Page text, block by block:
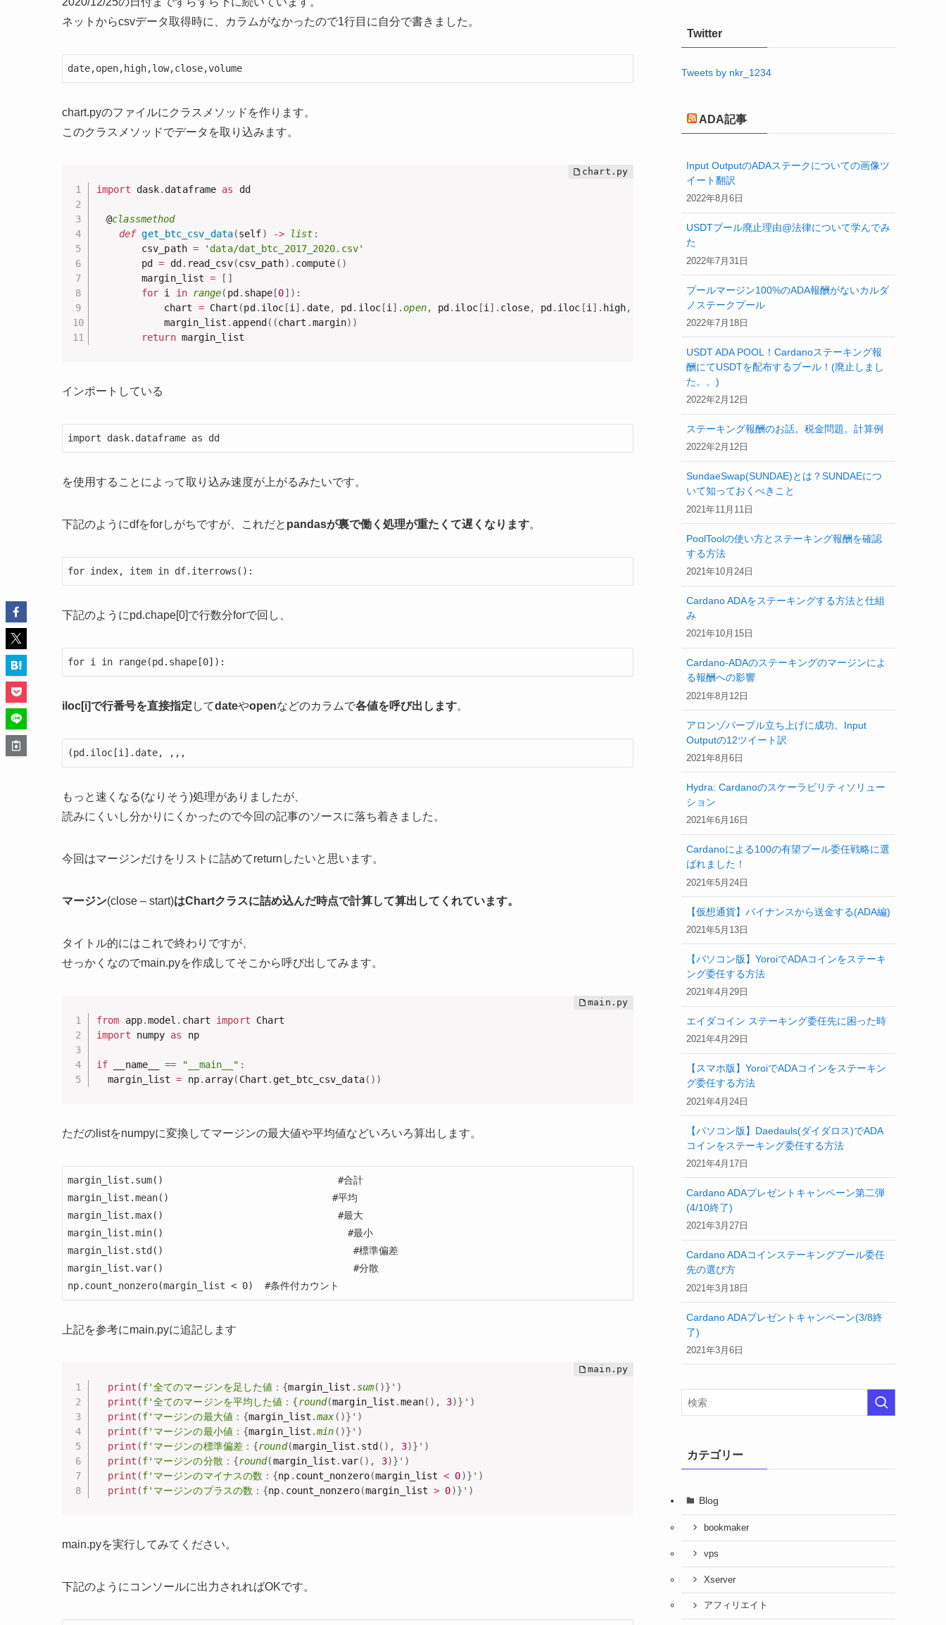
ネットからcsvデータ取得時に、カラムがなかったので1行目に自分で書きました。
date,open,high,low,close,volume
chart.pyのファイルにクラスメソッドを作ります。
このクラスメソッドでデータを取り込みます。
import dask. dataframe as dd
@classmethod
def get_btc_csv_data(self) -> list :
		csv_path
=
'data/dat_btc_2017_2020.csv'
		pd
= dd. read_csv(csv_path) . compute ( )
		margin_list
= [ ]
for i in range( pd. shape[0] ) :
			chart
= Chart (pd. iloc[i ] . date, pd. iloc[i ] .open, pd. iloc[i ] . close, pd. iloc [i ] . high, i] .low)
			margin_list
. append( (chart .margin) )
return
インポートしている
import dask.dataframe as dd
を使用することによって取り込み速度が上がるみたいです。
下記のようにdfをforしがちですが、これだと pandasが裏で働く処理が重たくて遅くなります。
for index, item in df.iterrows():
下記のようにpd.chape[0]で行数分forで回し、
for i in range(pd.shape[0]):
iloc[i]で行番号を直接指定 してdateやopenなどのカラムで各値を呼び出します。
(pd.iloc[i].date, ,,,
もっと速くなる(なりそう)処理がありましたが、
読みにくいし分かりにくかったので今回の記事のソースに落ち着きました。
今回はマージンだけをリストに詰めてreturnしたいと思います。
マージン(close – start)はChartクラスに詰め込んだ時点で計算して算出してくれています。
タイトル的にはこれで終わりですが、
せっかくなのでmain.pyを作成してそこから呼び出してみます。
from app.model . chart import
import numpy as np
if __name__ == "__main__" :
  margin_list
= np. array( Chart . get_btc_csv_data( ) )
ただのlistをnumpyに変換してマージンの最大値や平均値などいろいろ算出します。
margin_list.sum()                               #合計
margin_list.mean()                             #平均
margin_list.max()                               #最大
margin_list.min()                 　              #最小
margin_list.std()                 　               #標準偏差
margin_list.var()                 　               #分散
np.count_nonzero(margin_list < 0)  #条件付カウント
上記を参考にmain.pyに追記します
print (f'全てのマージンを足した値： {margin_list . sum( )} ' )
print (f'全てのマージンを平均した値： {round(margin_list .mean( ) , 3)} ' )
print (f'マージンの最大値： {margin_list .max ( )} ' )
print (f'マージンの最小値： {margin_list .min ( )} ' )
print (f'マージンの標準偏差： {round(margin_list . std( ) , 3)} ' )
print (f'マージンの分散： {round(margin_list .var( ) , 3)} ' )
print (f'マージンのマイナスの数： {np . count_nonzero(margin_list < 0)} ' )
print (f'マージンのプラスの数： {np. count_nonzero(margin_list > 0)} ' )
main.pyを実行してみてください。
下記のようにコンソールに出力されればOKです。
ーTwitter
Tweets by nkr_1234
ADA記事
Input OutputのADAステークについての画像ツ
イート翻訳
2022年8月6日
USDTプール廃止理由@法律について学んでみ
た
2022年7月31日
プールマージン100%のADA報酬がないカルダ
ノステークプール
2022年7月18日
USDT ADA POOL！Cardanoステーキング報
酬にてUSDTを配布するプール！(廃止しまし
た。。)
2022年2月12日
ステーキング報酬のお話。税金問題。計算例
2022年2月12日
SundaeSwap(SUNDAE)とは？SUNDAEにつ
いて知っておくべきこと
2021年11月11日
PoolToolの使い方とステーキング報酬を確認
する方法
2021年10月24日
Cardano ADAをステーキングする方法と仕組
み
2021年10月15日
Cardano-ADAのステーキングのマージンによ
る報酬への影響
2021年8月12日
アロンゾパープル立ち上げに成功。Input
Outputの12ツイート訳
2021年8月6日
Hydra: Cardanoのスケーラビリティソリュー
ション
2021年6月16日
Cardanoによる100の有望プール委任戦略に選
ばれました！
2021年5月24日
【仮想通貨】バイナンスから送金する(ADA編)
2021年5月13日
【パソコン版】YoroiでADAコインをステーキ
ング委任する方法
2021年4月29日
エイダコイン ステーキング委任先に困った時
2021年4月29日
【スマホ版】YoroiでADAコインをステーキン
グ委任する方法
2021年4月24日
【パソコン版】Daedauls(ダイダロス)でADA
コインをステーキング委任する方法
2021年4月17日
Cardano ADAプレゼントキャンペーン第二弾
(4/10終了)
2021年3月27日
Cardano ADAコインステーキングプール委任
先の選び方
2021年3月18日
Cardano ADAプレゼントキャンペーン(3/8終
了)
2021年3月6日
カテゴリー
Blog
bookmaker
vps
Xserver
アフィリエイト